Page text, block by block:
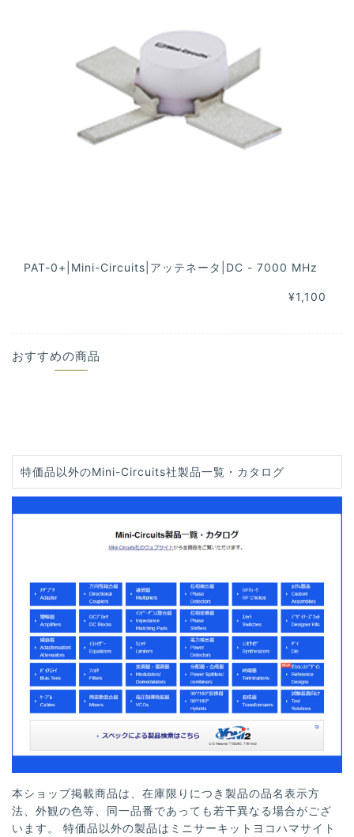
PAT-0+|Mini-Circuits|アッテネータ|DC - 7000 MHz
¥1,100
おすすめの商品
特価品以外のMini-Circuits社製品一覧・カタログ
本ショップ掲載商品は、在庫限りにつき製品の品名表示方
法、外観の色等、同一品番であっても若干異なる場合がござ
います。 特価品以外の製品はミニサーキットヨコハマサイト